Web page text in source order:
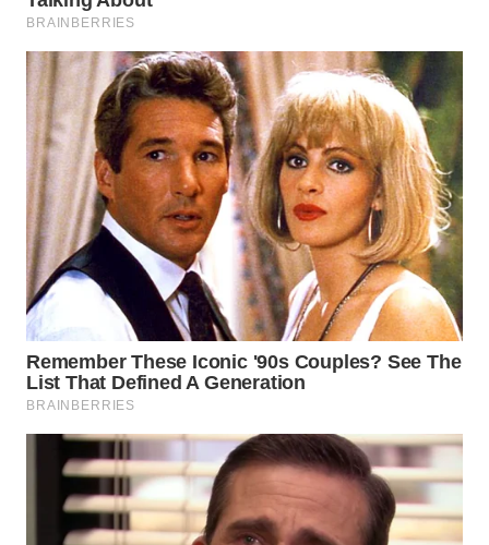
WN
DEPOK
WN
TAPANULI
UTARA
WN
SAMOSIR
LAWAS
WN
WN
CIANJUR